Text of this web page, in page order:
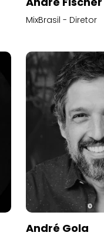
MixBrasil - Diretor
André Gola